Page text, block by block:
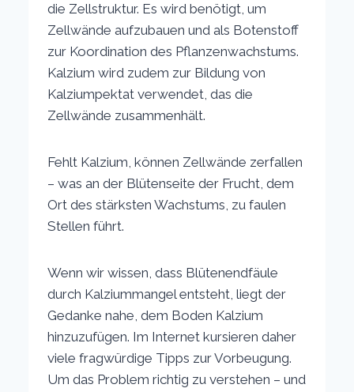
die Zellstruktur. Es wird benötigt, um
Zellwände aufzubauen und als Botenstoff
zur Koordination des Pflanzenwachstums.
Kalzium wird zudem zur Bildung von
Kalziumpektat verwendet, das die
Zellwände zusammenhält.
Fehlt Kalzium, können Zellwände zerfallen
– was an der Blütenseite der Frucht, dem
Ort des stärksten Wachstums, zu faulen
Stellen führt.
Wenn wir wissen, dass Blütenendfäule
durch Kalziummangel entsteht, liegt der
Gedanke nahe, dem Boden Kalzium
hinzuzufügen. Im Internet kursieren daher
viele fragwürdige Tipps zur Vorbeugung.
Um das Problem richtig zu verstehen – und